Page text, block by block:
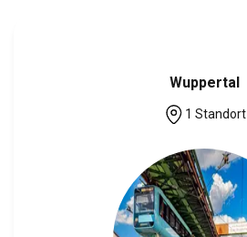
Wuppertal
1 Standort